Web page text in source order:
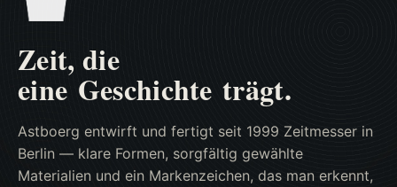
Zeit, die
eine Geschichte trägt.
Astboerg entwirft und fertigt seit 1999 Zeitmesser in
Berlin — klare Formen, sorgfältig gewählte
Materialien und ein Markenzeichen, das man erkennt,